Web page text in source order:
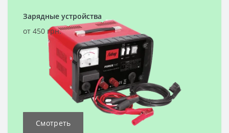
Зарядные устройства
от 450 грн.
Смотреть